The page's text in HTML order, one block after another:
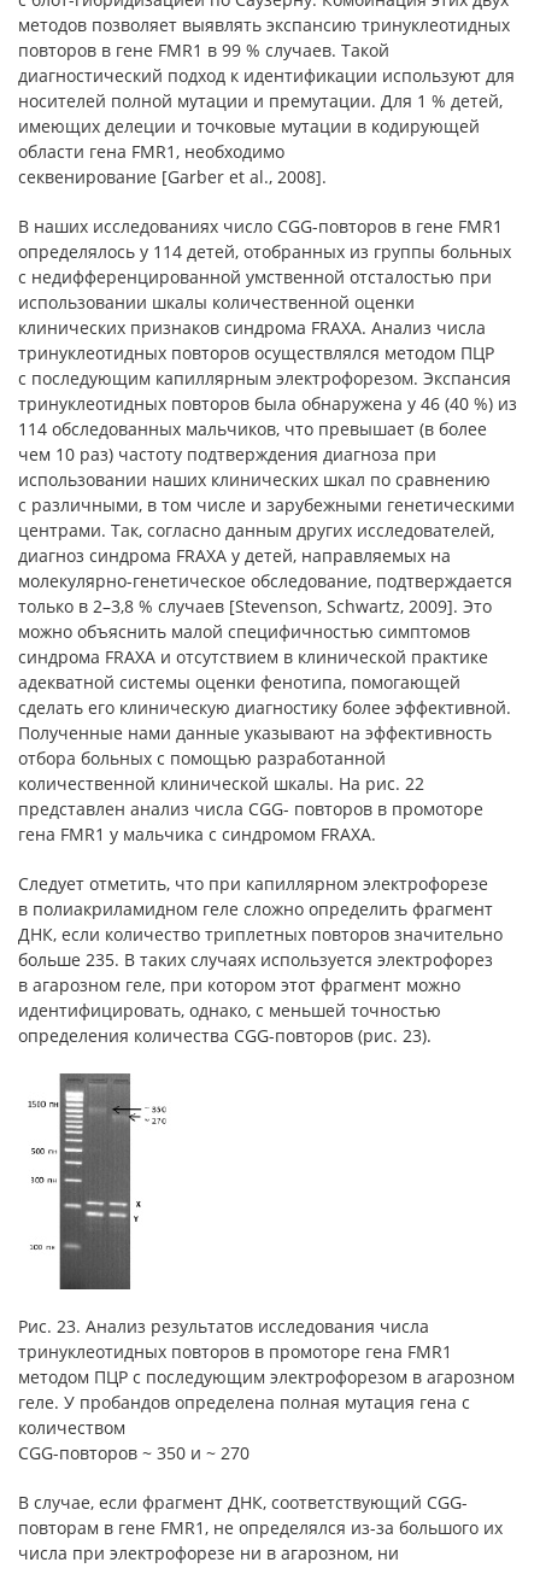
методов позволяет выявлять экспансию тринуклеотидных
повторов в гене FMR1 в 99 % случаев. Такой
диагностический подход к идентификации используют для
носителей полной мутации и премутации. Для 1 % детей,
имеющих делеции и точковые мутации в кодирующей
области гена FMR1, необходимо
секвенирование [Garber et al., 2008].
В наших исследованиях число CGG-повторов в гене FMR1
определялось у 114 детей, отобранных из группы больных
с недифференцированной умственной отсталостью при
использовании шкалы количественной оценки
клинических признаков синдрома FRAXA. Анализ числа
тринуклеотидных повторов осуществлялся методом ПЦР
с последующим капиллярным электрофорезом. Экспансия
тринуклеотидных повторов была обнаружена у 46 (40 %) из
114 обследованных мальчиков, что превышает (в более
чем 10 раз) частоту подтверждения диагноза при
использовании наших клинических шкал по сравнению
с различными, в том числе и зарубежными генетическими
центрами. Так, согласно данным других исследователей,
диагноз синдрома FRAXA у детей, направляемых на
молекулярно-генетическое обследование, подтверждается
только в 2–3,8 % случаев [Stevenson, Schwartz, 2009]. Это
можно объяснить малой специфичностью симптомов
синдрома FRAXA и отсутствием в клинической практике
адекватной системы оценки фенотипа, помогающей
сделать его клиническую диагностику более эффективной.
Полученные нами данные указывают на эффективность
отбора больных с помощью разработанной
количественной клинической шкалы. На рис. 22
представлен анализ числа CGG- повторов в промоторе
гена FMR1 у мальчика с синдромом FRAXA.
Следует отметить, что при капиллярном электрофорезе
в полиакриламидном геле сложно определить фрагмент
ДНК, если количество триплетных повторов значительно
больше 235. В таких случаях используется электрофорез
в агарозном геле, при котором этот фрагмент можно
идентифицировать, однако, с меньшей точностью
определения количества CGG-повторов (рис. 23).
Рис. 23. Анализ результатов исследования числа
тринуклеотидных повторов в промоторе гена FMR1
методом ПЦР с последующим электрофорезом в агарозном
геле. У пробандов определена полная мутация гена с
количеством
CGG-повторов ~ 350 и ~ 270
В случае, если фрагмент ДНК, соответствующий CGG-
повторам в гене FMR1, не определялся из-за большого их
числа при электрофорезе ни в агарозном, ни